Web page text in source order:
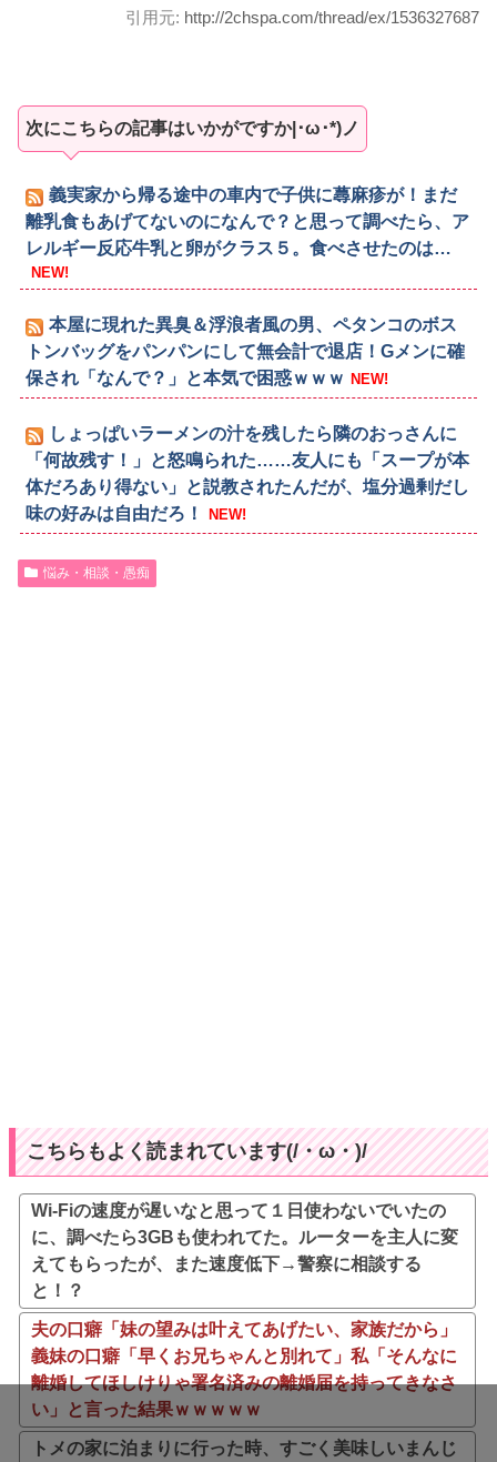
引用元: http://2chspa.com/thread/ex/1536327687
次にこちらの記事はいかがですか|･ω･*)ノ
義実家から帰る途中の車内で子供に蕁麻疹が！まだ
離乳食もあげてないのになんで？と思って調べたら、ア
レルギー反応牛乳と卵がクラス５。食べさせたのは…
NEW!
本屋に現れた異臭＆浮浪者風の男、ペタンコのボス
トンバッグをパンパンにして無会計で退店！Gメンに確
保され「なんで？」と本気で困惑ｗｗｗ NEW!
しょっぱいラーメンの汁を残したら隣のおっさんに
「何故残す！」と怒鳴られた……友人にも「スープが本
体だろあり得ない」と説教されたんだが、塩分過剰だし
味の好みは自由だろ！
NEW!
悩み・相談・愚痴
こちらもよく読まれています(/・ω・)/
Wi-Fiの速度が遅いなと思って１日使わないでいたの
に、調べたら3GBも使われてた。ルーターを主人に変
えてもらったが、また速度低下→警察に相談する
と！？
夫の口癖「妹の望みは叶えてあげたい、家族だから」
義妹の口癖「早くお兄ちゃんと別れて」私「そんなに
離婚してほしけりゃ署名済みの離婚届を持ってきなさ
い」と言った結果ｗｗｗｗｗ
トメの家に泊まりに行った時、すごく美味しいまんじ